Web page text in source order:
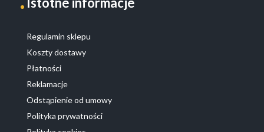
Regulamin sklepu
Koszty dostawy
Płatności
Reklamacje
Odstąpienie od umowy
Polityka prywatności